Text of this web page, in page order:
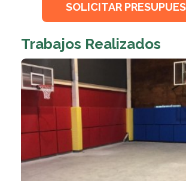
SOLICITAR
Trabajos Realizados